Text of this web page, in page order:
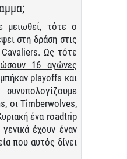
μειωθεί, τότε ο
στη δράση στις
Ως τότε
16 αγώνες
playoffs και
οι Timberwolves,
ένα roadtrip
έχουν έναν
που αυτός δίνει